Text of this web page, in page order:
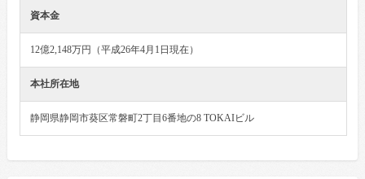
資本金
12億2,148万円（平成26年4月1日現在）
本社所在地
静岡県静岡市葵区常磐町2丁目6番地の8 TOKAIビル